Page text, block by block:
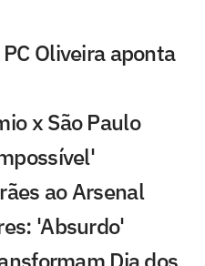
Oliveira aponta
x São Paulo
ao Arsenal
'Absurdo'